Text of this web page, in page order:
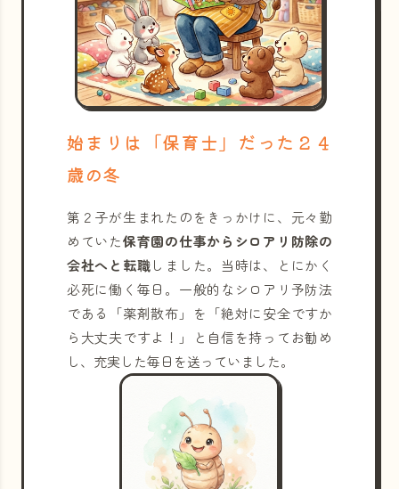
始まりは「保育士」だった２４
歳の冬
第２子が生まれたのをきっかけに、元々勤
めていた保育園の仕事からシロアリ防除の
会社へと転職しました。当時は、とにかく
必死に働く毎日。一般的なシロアリ予防法
である「薬剤散布」を「絶対に安全ですか
ら大丈夫ですよ！」と自信を持ってお勧め
し、充実した毎日を送っていました。